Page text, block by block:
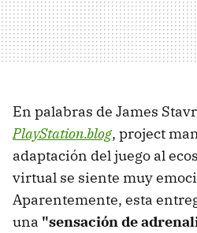
En palabras de James
PlayStation.blog, project
adaptación del juego al
virtual se siente muy
Aparentemente, esta
una "sensación de